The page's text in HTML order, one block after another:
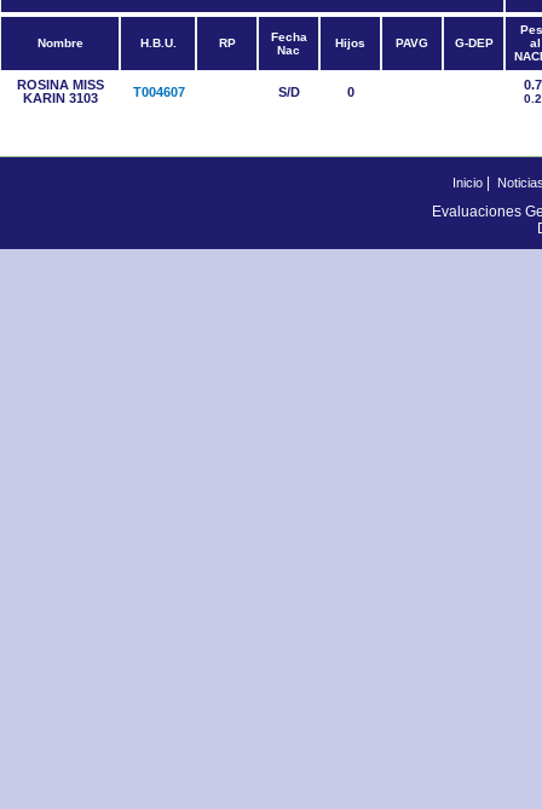
Nombre H.B.U. RP
Fecha
Nac
Hijos PAVG G-DEP
al
ROSINA MISS
KARIN 3103
T004607 S/D 0
Inicio|
Evaluaciones